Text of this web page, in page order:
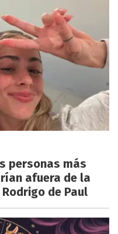
personas más
afuera de la
de Paul